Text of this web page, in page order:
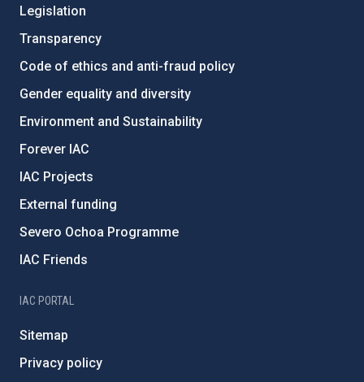
Legislation
Transparency
Code of ethics and anti-fraud policy
Gender equality and diversity
Environment and Sustainability
Forever IAC
IAC Projects
External funding
Severo Ochoa Programme
IAC Friends
IAC PORTAL
Sitemap
Privacy policy